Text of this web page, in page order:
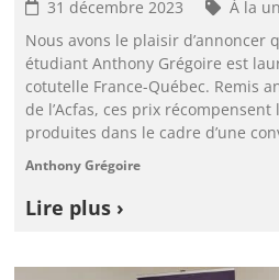
31 décembre 2023
À la
Nous avons le plaisir d’annoncer
étudiant Anthony Grégoire est
cotutelle France-Québec. Remis
de l’Acfas, ces prix
produites dans le cadre d’une
Anthony Grégoire
Lire plus ›